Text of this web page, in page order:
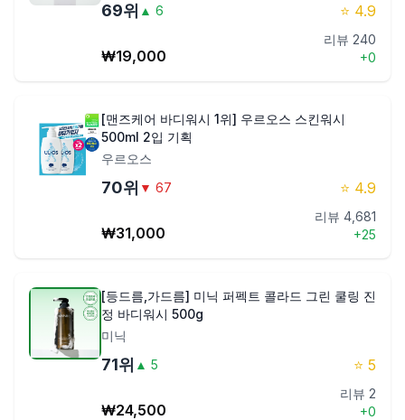
69위 ▲ 6 ⭐ 4.9
₩19,000
리뷰 240
+0
[맨즈케어 바디워시 1위] 우르오스 스킨워시
500ml 2입 기획
우르오스
70위 ▼ 67 ⭐ 4.9
₩31,000
리뷰 4,681
+25
[등드름,가드름] 미닉 퍼펙트 콜라드 그린 쿨링 진
정 바디워시 500g
미닉
71위 ▲ 5 ⭐ 5
₩24,500
리뷰 2
+0